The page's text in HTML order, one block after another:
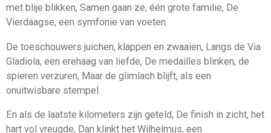
met blije blikken, Samen gaan ze, één grote familie, De
Vierdaagse, een symfonie van voeten.
De toeschouwers juichen, klappen en zwaaien, Langs de Via
Gladiola, een erehaag van liefde, De medailles blinken, de
spieren verzuren, Maar de glimlach blijft, als een
onuitwisbare stempel.
En als de laatste kilometers zijn geteld, De finish in zicht, het
hart vol vreugde, Dan klinkt het Wilhelmus, een